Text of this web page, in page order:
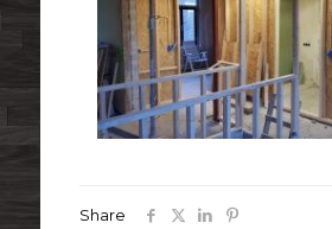
Share